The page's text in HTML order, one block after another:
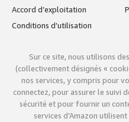
Accord d’exploitation
Conditions d’utilisation
Sur ce site, nous utilisons
(collectivement désignés «
nos services, y compris pour
connectez, pour assurer le suivi
sécurité et pour fournir un
services d’Amazon